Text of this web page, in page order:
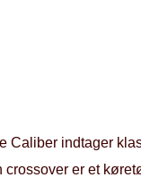
Caliber indtager
crossover er et